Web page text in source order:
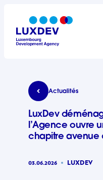
LuxDev
Actualités
LuxDev
l’Agence ouvre
chapitre avenue
03.06.2026 LUXDEV